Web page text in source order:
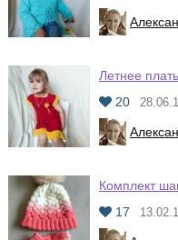
Летнее
20
Комплект
17